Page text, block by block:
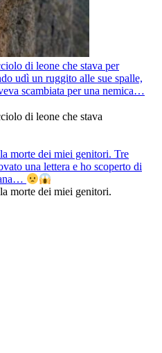
di leone che stava per
udì un ruggito alle sue spalle,
scambiata per una nemica…
di leone che stava
morte dei miei genitori. Tre
una lettera e ho scoperto di
morte dei miei genitori.